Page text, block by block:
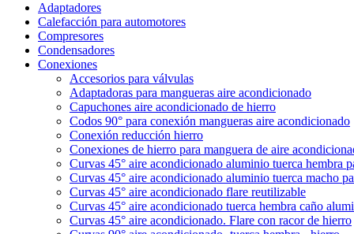
Adaptadores
Calefacción para automotores
Compresores
Condensadores
Conexiones
Accesorios para válvulas
Adaptadoras para mangueras aire acondicionado
Capuchones aire acondicionado de hierro
Codos 90° para conexión mangueras aire acondicionado
Conexión reducción hierro
Conexiones de hierro para manguera de aire
Curvas 45° aire acondicionado aluminio tuerca hembra
Curvas 45° aire acondicionado aluminio tuerca macho
Curvas 45° aire acondicionado flare reutilizable
Curvas 45° aire acondicionado tuerca hembra caño
Curvas 45° aire acondicionado. Flare con racor de hierro